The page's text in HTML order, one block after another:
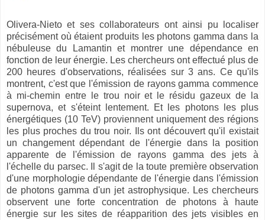
Olivera-Nieto et ses collaborateurs ont ainsi pu localiser
précisément où étaient produits les photons gamma dans la
nébuleuse du Lamantin et montrer une dépendance en
fonction de leur énergie. Les chercheurs ont effectué plus de
200 heures d'observations, réalisées sur 3 ans. Ce qu'ils
montrent, c'est que l'émission de rayons gamma commence
à mi-chemin entre le trou noir et le résidu gazeux de la
supernova, et s'éteint lentement. Et les photons les plus
énergétiques (10 TeV) proviennent uniquement des régions
les plus proches du trou noir. Ils ont découvert qu'il existait
un changement dépendant de l'énergie dans la position
apparente de l'émission de rayons gamma des jets à
l'échelle du parsec. Il s'agit de la toute première observation
d'une morphologie dépendante de l'énergie dans l'émission
de photons gamma d'un jet astrophysique. Les chercheurs
observent une forte concentration de photons à haute
énergie sur les sites de réapparition des jets visibles en